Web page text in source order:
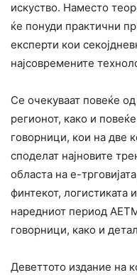
искуство. Наместо
ќе понуди практични
експерти кои
најсовремените
Се очекуваат повеќе
регионот, како и
говорници, кои на две
споделат најновите
областа на е-
финтекот, логистиката
наредниот период АЕТМ
говорници, како и
Деветтото издание на